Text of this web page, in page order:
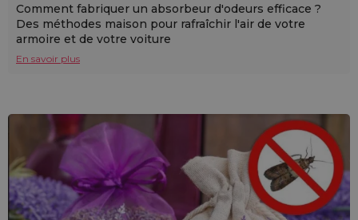
Comment fabriquer un absorbeur d'odeurs efficace ?
Des méthodes maison pour rafraîchir l'air de votre
armoire et de votre voiture
En savoir plus